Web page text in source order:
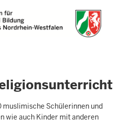
zum Inhalt
muslimische Schülerinnen und
wie auch Kinder mit anderen